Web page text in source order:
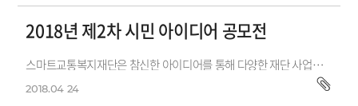
2018.04 24
2018년 제2차 시민 아이디어 공모전
스마트교통복지재단은 참신한 아이디어를 통해 다양한 재단 사업을 발굴하고자2018년 제2차 시민 아이디어 공모전을 개최합니다. 시민 여러...